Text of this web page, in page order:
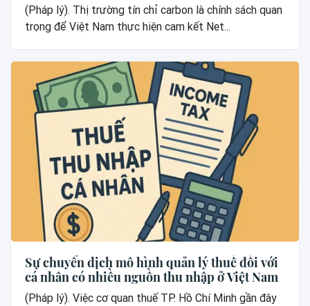
(Pháp lý). Thị trường tín chỉ carbon là chính sách quan
trọng để Việt Nam thực hiện cam kết Net...
Sự chuyển dịch mô hình quản lý thuế đối với
cá nhân có nhiều nguồn thu nhập ở Việt Nam
(Pháp lý). Việc cơ quan thuế TP. Hồ Chí Minh gần đây